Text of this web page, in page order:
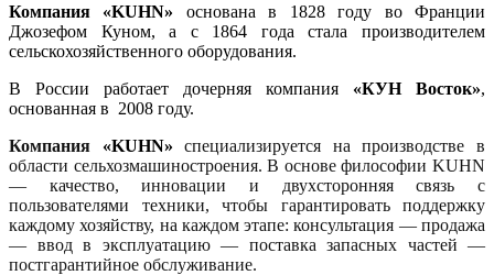
Компания «KUHN» основана в 1828 году во Франции
Джозефом Куном, а с 1864 года стала производителем
сельскохозяйственного оборудования.
В России работает дочерняя компания «КУН Восток»,
основанная в 2008 году.
Компания «KUHN» специализируется на производстве в
области сельхозмашиностроения. В основе философии KUHN
— качество, инновации и двухсторонняя связь с
пользователями техники, чтобы гарантировать поддержку
каждому хозяйству, на каждом этапе: консультация — продажа
— ввод в эксплуатацию — поставка запасных частей —
постгарантийное обслуживание.